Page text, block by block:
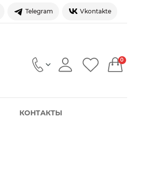
Telegram Vkontakte
0
КОНТАКТЫ